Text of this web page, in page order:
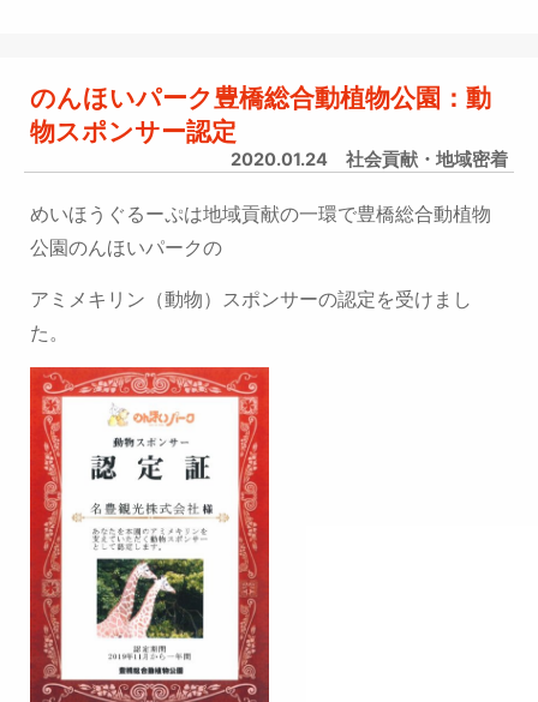
のんほいパーク豊橋総合動植物公園：動
物スポンサー認定
2020.01.24 社会貢献・地域密着
めいほうぐるーぷは地域貢献の一環で豊橋総合動植物
公園のんほいパークの
アミメキリン（動物）スポンサーの認定を受けまし
た。